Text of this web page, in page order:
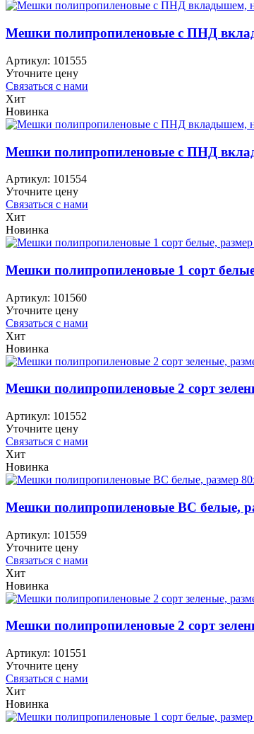
Мешки полипропиленовые с ПНД
Артикул: 101555
Уточните цену
Связаться с нами
Хит
Новинка
Мешки полипропиленовые с ПНД
Артикул: 101554
Уточните цену
Связаться с нами
Хит
Новинка
Мешки полипропиленовые 1 сорт
Артикул: 101560
Уточните цену
Связаться с нами
Хит
Новинка
Мешки полипропиленовые 2 сорт
Артикул: 101552
Уточните цену
Связаться с нами
Хит
Новинка
Мешки полипропиленовые ВС белые,
Артикул: 101559
Уточните цену
Связаться с нами
Хит
Новинка
Мешки полипропиленовые 2 сорт
Артикул: 101551
Уточните цену
Связаться с нами
Хит
Новинка